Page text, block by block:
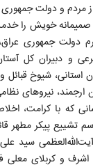
از مردم و دولت
صمیمانه خویش را
دولت جمهوری
و دبیران کل
شیوخ قبائل
نیروهای
که با کرامت،
تشییع پیکر مطهر
سید
اشرف و کربلای معلی